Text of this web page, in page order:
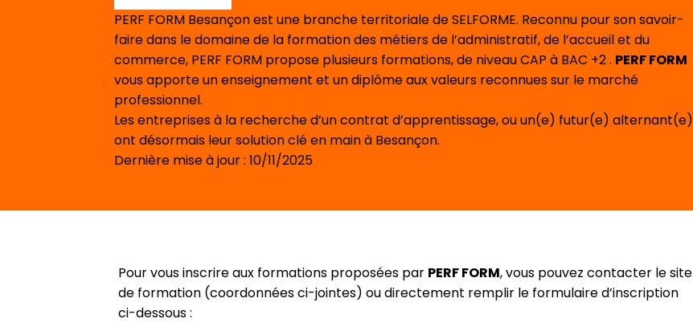
PERF FORM Besançon est une branche territoriale de SELFORME. Reconnu pour son savoir-
faire dans le domaine de la formation des métiers de l’administratif, de l’accueil et du
commerce, PERF FORM propose plusieurs formations, de niveau CAP à BAC +2 . PERF FORM
vous apporte un enseignement et un diplôme aux valeurs reconnues sur le marché
professionnel.
Les entreprises à la recherche d’un contrat d’apprentissage, ou un(e) futur(e) alternant(e)
ont désormais leur solution clé en main à Besançon.
Dernière mise à jour : 10/11/2025
Pour vous inscrire aux formations proposées par PERF FORM, vous pouvez contacter le site
de formation (coordonnées ci-jointes) ou directement remplir le formulaire d’inscription
ci-dessous :